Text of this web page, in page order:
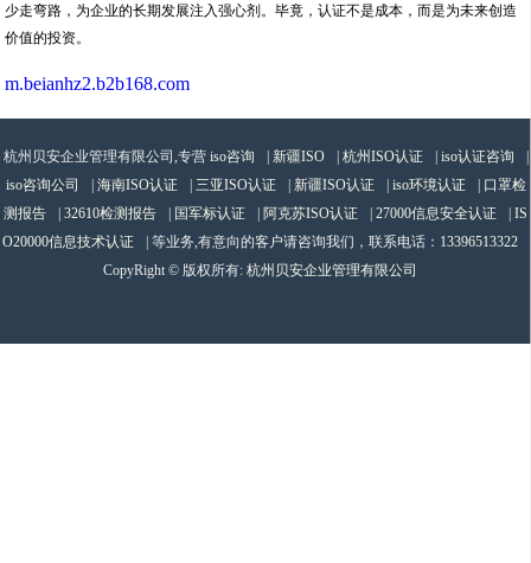
少走弯路，为企业的长期发展注入强心剂。毕竟，认证不是成本，而是为未来创造
价值的投资。
m.beianhz2.b2b168.com
杭州贝安企业管理有限公司,专营 iso咨询 新疆ISO 杭州ISO认证 iso认证咨询
iso咨询公司
海南ISO认证 三亚ISO认证 新疆ISO认证 iso环境认证
口罩检
测报告
32610检测报告 国军标认证 阿克苏ISO认证 27000信息安全认证
IS
O20000信息技术认证
| 等业务,有意向的客户请咨询我们，联系电话： 13396513322
CopyRight © 版权所有: 杭州贝安企业管理有限公司